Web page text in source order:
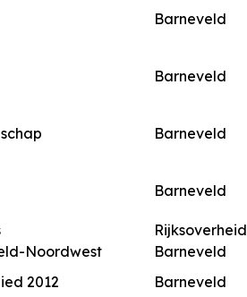
Barneveld
Barneveld
Barneveld
Barneveld
Rijksoverheid
Noordwest
Barneveld
2012
Barneveld